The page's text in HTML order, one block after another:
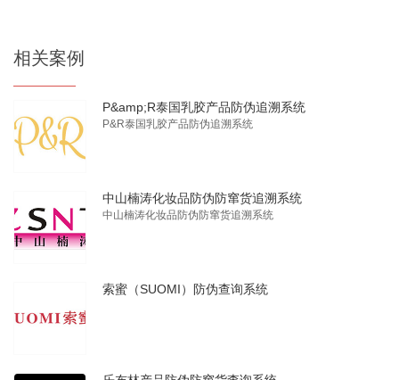
相关案例
P&amp;R泰国乳胶产品防伪追溯系统
P&R泰国乳胶产品防伪追溯系统
中山楠涛化妆品防伪防窜货追溯系统
中山楠涛化妆品防伪防窜货追溯系统
索蜜（SUOMI）防伪查询系统